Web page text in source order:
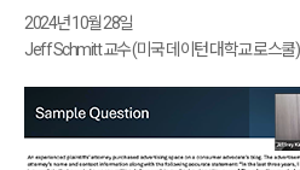
2024년 10월 28일
Jeff Schmitt 교수 (미국 데이턴 대학교 로스쿨)